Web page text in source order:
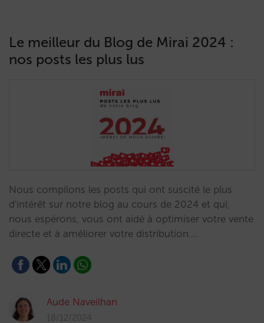
Le meilleur du Blog de Mirai 2024 :
nos posts les plus lus
Nous compilons les posts qui ont suscité le plus
d'intérêt sur notre blog au cours de 2024 et qui,
nous espérons, vous ont aidé à optimiser votre vente
directe et à améliorer votre distribution.…
Aude Naveilhan
18/12/2024